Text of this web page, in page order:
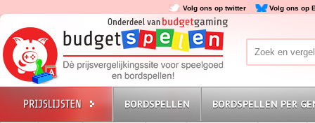
Volg ons op twitter Volg ons op
BORDSPELLEN BORDSPELLEN PER